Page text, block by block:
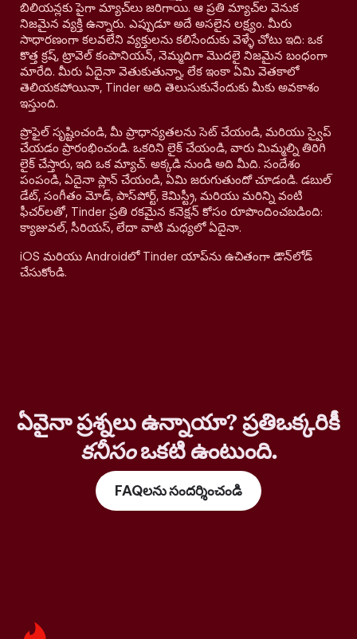
బిలియన్లకు పైగా మ్యాచ్‌లు జరిగాయి. ఆ ప్రతి మ్యాచ్‌ల వెనుక
నిజమైన వ్యక్తి ఉన్నారు. ఎప్పుడూ అదే అసలైన లక్ష్యం. మీరు
సాధారణంగా కలవలేని వ్యక్తులను కలిసేందుకు వెళ్ళే చోటు ఇది: ఒక
కొత్త క్రష్, ట్రావెల్ కంపానియన్, నెమ్మదిగా మొదలై నిజమైన బంధంగా
మారేది. మీరు ఏదైనా వెతుకుతున్నా, లేక ఇంకా ఏమి వెతకాలో
తెలియకపోయినా, Tinder అది తెలుసుకునేందుకు మీకు అవకాశం
ఇస్తుంది.
ప్రొఫైల్ సృష్టించండి, మీ ప్రాధాన్యతలను సెట్ చేయండి, మరియు స్వైప్
చేయడం ప్రారంభించండి. ఒకరిని లైక్ చేయండి, వారు మిమ్మల్ని తిరిగి
లైక్ చేస్తారు, ఇది ఒక మ్యాచ్. అక్కడి నుండి అది మీది. సందేశం
పంపండి, ఏదైనా ప్లాన్ చేయండి, ఏమి జరుగుతుందో చూడండి. డబుల్
డేట్, సంగీతం మోడ్, పాస్‌పోర్ట్, కెమిస్ట్రీ, మరియు మరిన్ని వంటి
ఫీచర్‌లతో, Tinder ప్రతి రకమైన కనెక్షన్ కోసం రూపొందించబడింది:
క్యాజువల్, సీరియస్, లేదా వాటి మధ్యలో ఏదైనా.
iOS మరియు Androidలో Tinder యాప్‌ను ఉచితంగా డౌన్‌లోడ్
చేసుకోండి.
ఏవైనా ప్రశ్నలు ఉన్నాయా? ప్రతిఒక్కరికీ
కనీసంఒకటి ఉంటుంది.
FAQలను సందర్శించండి